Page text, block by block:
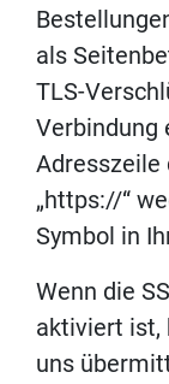
als
TLS-
Verbindung
Adresszeile
„https://“
Symbol in
Wenn die
aktiviert ist,
uns